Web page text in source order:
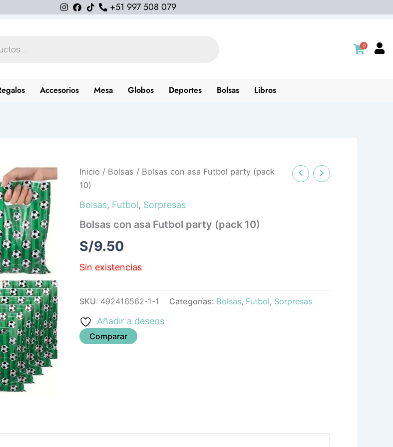
+51 997 508 079
0
Accesorios Mesa Globos Deportes Bolsas Libros
Inicio / Bolsas / Bolsas con asa Futbol party (pack
10)
Bolsas, Futbol, Sorpresas
Bolsas con asa Futbol party (pack 10)
S/9.50
Sin existencias
SKU: 492416562-1-1 Categorías: Bolsas, Futbol, Sorpresas
Añadir a deseos
Comparar